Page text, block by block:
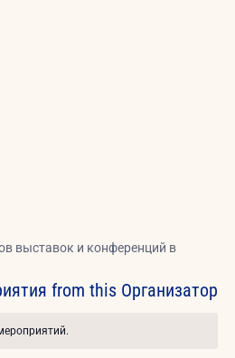
выставок и конференций в
from this Организатор